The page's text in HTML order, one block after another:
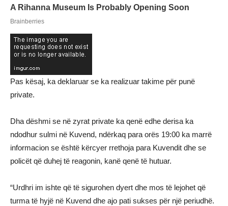
Pas kësaj, ka deklaruar se ka realizuar takime për punë
private.
Dha dëshmi se në zyrat private ka qenë edhe derisa ka
ndodhur sulmi në Kuvend, ndërkaq para orës 19:00 ka marrë
informacion se është kërcyer rrethoja para Kuvendit dhe se
policët që duhej të reagonin, kanë qenë të hutuar.
“Urdhri im ishte që të sigurohen dyert dhe mos të lejohet që
turma të hyjë në Kuvend dhe ajo pati sukses për një periudhë.